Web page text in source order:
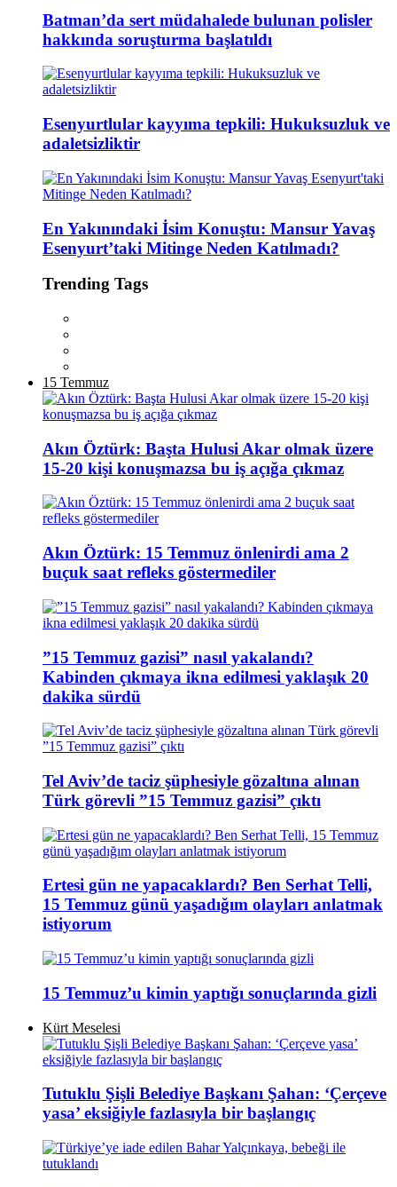
Batman’da sert müdahalede bulunan polisler
hakkında soruşturma başlatıldı
Esenyurtlular kayyıma tepkili: Hukuksuzluk ve
adaletsizliktir
En Yakınındaki İsim Konuştu: Mansur Yavaş
Esenyurt’taki Mitinge Neden Katılmadı?
Trending Tags
15 Temmuz
Akın Öztürk: Başta Hulusi Akar olmak üzere
15-20 kişi konuşmazsa bu iş açığa çıkmaz
Akın Öztürk: 15 Temmuz önlenirdi ama 2
buçuk saat refleks göstermediler
”15 Temmuz gazisi” nasıl yakalandı?
Kabinden çıkmaya ikna edilmesi yaklaşık 20
dakika sürdü
Tel Aviv’de taciz şüphesiyle gözaltına alınan
Türk görevli ”15 Temmuz gazisi” çıktı
Ertesi gün ne yapacaklardı? Ben Serhat Telli,
15 Temmuz günü yaşadığım olayları anlatmak
istiyorum
15 Temmuz’u kimin yaptığı sonuçlarında gizli
Kürt Meselesi
Tutuklu Şişli Belediye Başkanı Şahan: ‘Çerçeve
yasa’ eksiğiyle fazlasıyla bir başlangıç